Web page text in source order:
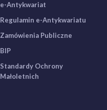
e-Antykwariat
Regulamin e-Antykwariatu
Zamówienia Publiczne
BIP
Standardy Ochrony
Małoletnich